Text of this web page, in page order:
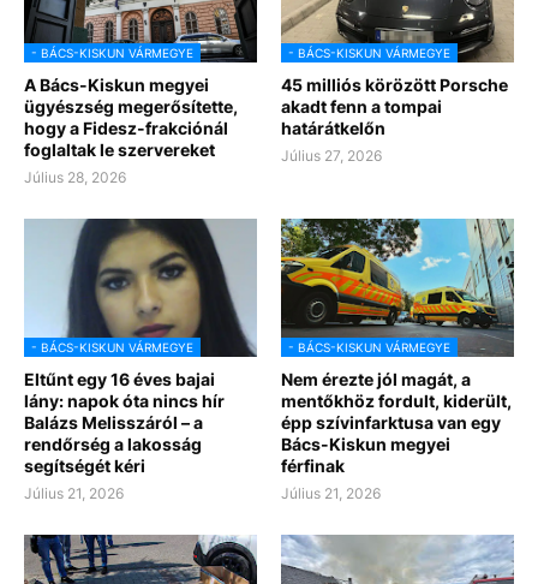
- BÁCS-KISKUN VÁRMEGYE
A Bács-Kiskun megyei
ügyészség megerősítette,
hogy a Fidesz-frakciónál
foglaltak le szervereket
Július 28, 2026
- BÁCS-KISKUN VÁRMEGYE
45 milliós körözött Porsche
akadt fenn a tompai
határátkelőn
Július 27, 2026
- BÁCS-KISKUN VÁRMEGYE
Eltűnt egy 16 éves bajai
lány: napok óta nincs hír
Balázs Melisszáról – a
rendőrség a lakosság
segítségét kéri
Július 21, 2026
- BÁCS-KISKUN VÁRMEGYE
Nem érezte jól magát, a
mentőkhöz fordult, kiderült,
épp szívinfarktusa van egy
Bács-Kiskun megyei
férfinak
Július 21, 2026